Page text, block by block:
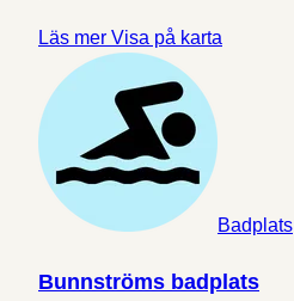
Läs mer Visa på karta
Badplats
Bunnströms badplats